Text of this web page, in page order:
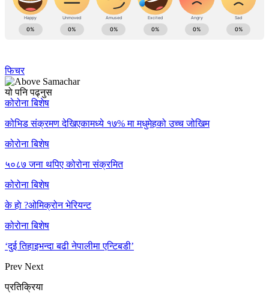
फिचर
यो पनि पढ्नुस
कोरोना बिशेष
कोभिड संक्रमण देखिएकामध्ये १७% मा मधुमेहको उच्च जोखिम
कोरोना बिशेष
५०८७ जना थपिए कोरोना संक्रमित
कोरोना बिशेष
के हाे ?ओमिक्रोन भेरियन्ट
कोरोना बिशेष
‘दुई तिहाइभन्दा बढी नेपालीमा एन्टिबडी’
Prev Next
प्रतिक्रिया